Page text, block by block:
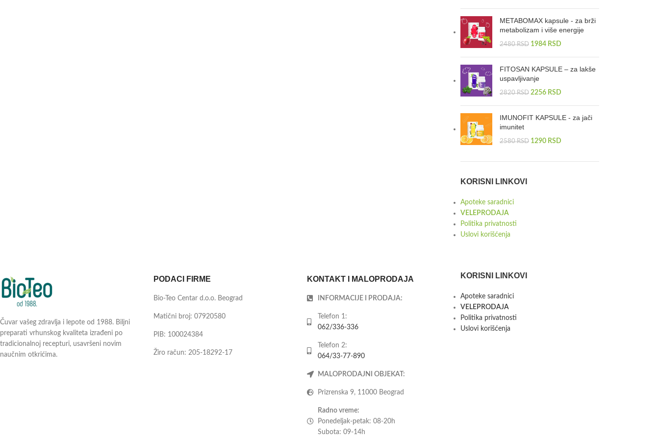
METABOMAX kapsule - za brži
metabolizam i više energije
2480RSD 1984 RSD
FITOSAN KAPSULE – za lakše
uspavljivanje
2820RSD 2256 RSD
IMUNOFIT KAPSULE - za jači
imunitet
2580RSD 1290 RSD
KORISNI LINKOVI
Apoteke saradnici
VELEPRODAJA
Politika privatnosti
Uslovi korišćenja
Čuvar vašeg zdravlja i lepote od 1988. Biljni
preparati vrhunskog kvaliteta izrađeni po
tradicionalnoj recepturi, usavršeni novim
naučnim otkrićima.
PODACI FIRME
Bio-Teo Centar d.o.o. Beograd
Matični broj: 07920580
PIB: 100024384
Žiro račun: 205-18292-17
KONTAKT I MALOPRODAJA
INFORMACIJE I PRODAJA:
Telefon 1:
062/336-336
Telefon 2:
064/33-77-890
MALOPRODAJNI OBJEKAT:
Prizrenska 9, 11000 Beograd
Radno vreme:
Ponedeljak-petak: 08-20h
Subota: 09-14h
KORISNI LINKOVI
Apoteke saradnici
VELEPRODAJA
Politika privatnosti
Uslovi korišćenja